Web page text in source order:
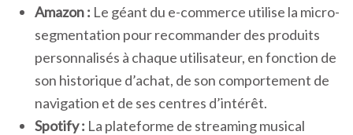
Amazon : Le géant du e-commerce utilise la micro-
segmentation pour recommander des produits
personnalisés à chaque utilisateur, en fonction de
son historique d’achat, de son comportement de
navigation et de ses centres d’intérêt.
Spotify : La plateforme de streaming musical